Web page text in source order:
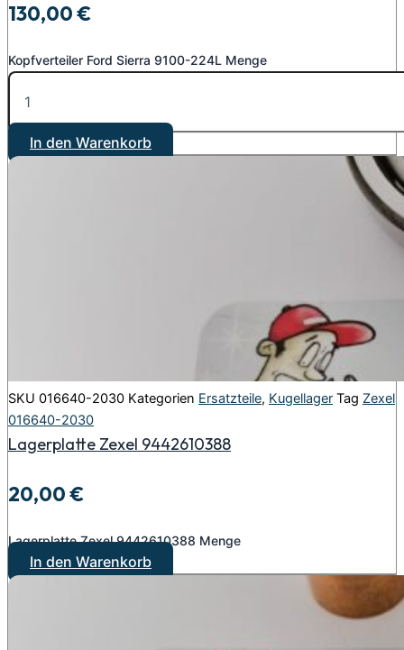
130,00€
Kopfverteiler Ford Sierra 9100-224L Menge
In den Warenkorb
SKU 016640-2030 Kategorien Ersatzteile, Kugellager Tag Zexel
016640-2030
Lagerplatte Zexel 9442610388
20,00€
Lagerplatte Zexel 9442610388 Menge
In den Warenkorb